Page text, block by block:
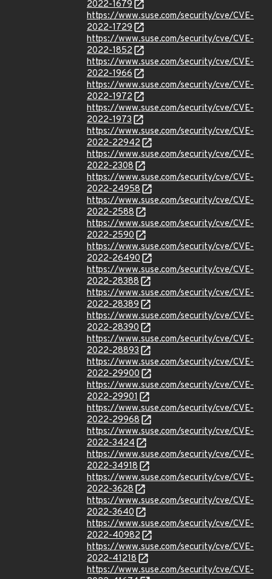
2022-1679
https://www.suse.com/security/cve/CVE-
2022-1729
https://www.suse.com/security/cve/CVE-
2022-1852
https://www.suse.com/security/cve/CVE-
2022-1966
https://www.suse.com/security/cve/CVE-
2022-1972
https://www.suse.com/security/cve/CVE-
2022-1973
https://www.suse.com/security/cve/CVE-
2022-22942
https://www.suse.com/security/cve/CVE-
2022-2308
https://www.suse.com/security/cve/CVE-
2022-24958
https://www.suse.com/security/cve/CVE-
2022-2588
https://www.suse.com/security/cve/CVE-
2022-2590
https://www.suse.com/security/cve/CVE-
2022-26490
https://www.suse.com/security/cve/CVE-
2022-28388
https://www.suse.com/security/cve/CVE-
2022-28389
https://www.suse.com/security/cve/CVE-
2022-28390
https://www.suse.com/security/cve/CVE-
2022-28893
https://www.suse.com/security/cve/CVE-
2022-29900
https://www.suse.com/security/cve/CVE-
2022-29901
https://www.suse.com/security/cve/CVE-
2022-29968
https://www.suse.com/security/cve/CVE-
2022-3424
https://www.suse.com/security/cve/CVE-
2022-34918
https://www.suse.com/security/cve/CVE-
2022-3628
https://www.suse.com/security/cve/CVE-
2022-3640
https://www.suse.com/security/cve/CVE-
2022-40982
https://www.suse.com/security/cve/CVE-
2022-41218
https://www.suse.com/security/cve/CVE-